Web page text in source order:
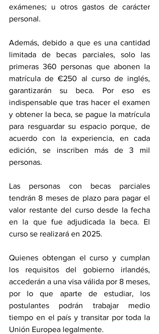
exámenes; u otros gastos de carácter
personal.
Además, debido a que es una cantidad
limitada de becas parciales, solo las
primeras 360 personas que abonen la
matrícula de €250 al curso de inglés,
garantizarán su beca. Por eso es
indispensable que tras hacer el examen
y obtener la beca, se pague la matrícula
para resguardar su espacio porque, de
acuerdo con la experiencia, en cada
edición, se inscriben más de 3 mil
personas.
Las personas con becas parciales
tendrán 8 meses de plazo para pagar el
valor restante del curso desde la fecha
en la que fue adjudicada la beca. El
curso se realizará en 2025.
Quienes obtengan el curso y cumplan
los requisitos del gobierno irlandés,
accederán a una visa válida por 8 meses,
por lo que aparte de estudiar, los
postulantes podrán trabajar medio
tiempo en el país y transitar por toda la
Unión Europea legalmente.